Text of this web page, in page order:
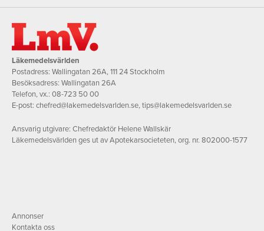
Läkemedelsvärlden
Postadress: Wallingatan 26A, 111 24 Stockholm
Besöksadress: Wallingatan 26A
Telefon, vx.: 08-723 50 00
E-post: chefred@lakemedelsvarlden.se,tips@lakemedelsvarlden.se
Ansvarig utgivare: Chefredaktör Helene Wallskär
Läkemedelsvärlden ges ut av Apotekarsocieteten, org. nr. 802000-1577
Annonser
Kontakta oss